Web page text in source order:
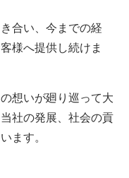
合い、今までの経
様へ提供し続けま
想いが廻り巡って大
社の発展、社会の貢
ます。